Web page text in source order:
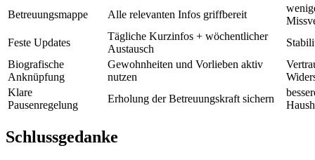
Betreuungsmappe Alle relevanten Infos griffbereit
Feste Updates
Tägliche Kurzinfos + wöchentlicher
Austausch
Biografische
Anknüpfung
Gewohnheiten und Vorlieben aktiv
nutzen
Klare
Pausenregelung
Erholung der Betreuungskraft sichern
Schlussgedanke